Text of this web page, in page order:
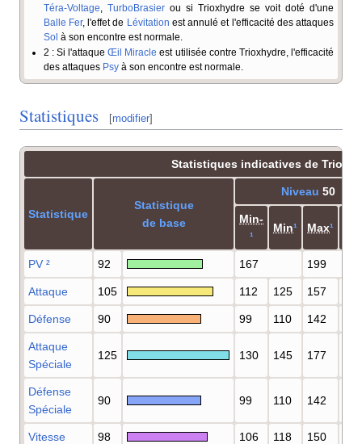
Téra-Voltage
TurboBrasierou si Trioxhydre se voit doté d'une
Balle Fer, l'effet de Lévitation est annulé et l'efficacité des attaques
Sol à son encontre est normale.
2 : Si l'attaqueŒil Miracle est utilisée contre Trioxhydre, l'efficacité
des attaques Psyà son encontre est normale.
Statistiques [modifier]
Statistiques indicatives de
Statistique
Statistique
de base
Niveau 50
Min-
¹
Min¹ Max¹
PV ² 92 167 199
Attaque 105 112 125 157
Défense 90 99 110 142
Attaque
Spéciale
125 130 145 177
Défense
Spéciale
90 99 110 142
Vitesse 98 106 118 150